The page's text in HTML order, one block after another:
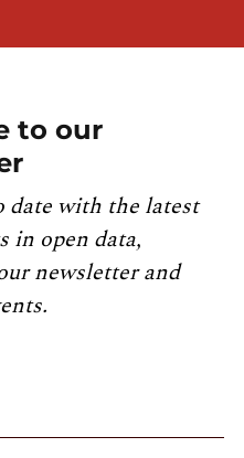
to our
date with the latest
in open data,
newsletter and